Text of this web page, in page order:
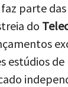
parte
do
estúdios